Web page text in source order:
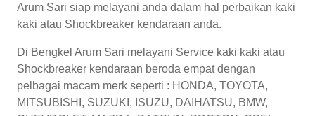
Arum Sari siap melayani anda dalam hal perbaikan kaki
kaki atau Shockbreaker kendaraan anda.
Di Bengkel Arum Sari melayani Service kaki kaki atau
Shockbreaker kendaraan beroda empat dengan
pelbagai macam merk seperti : HONDA, TOYOTA,
MITSUBISHI, SUZUKI, ISUZU, DAIHATSU, BMW,